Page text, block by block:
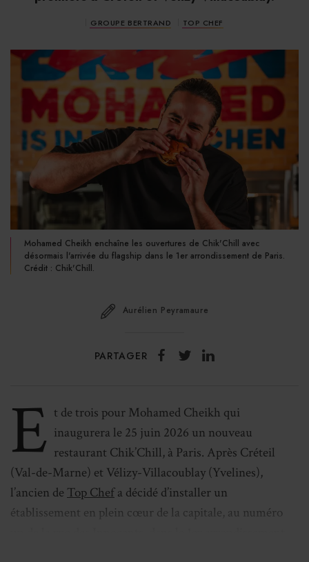
GROUPE BERTRAND TOP CHEF
Mohamed Cheikh enchaîne les ouvertures de Chik'Chill avec
désormais l'arrivée du flagship dans le 1er arrondissement de Paris.
Crédit : Chik'Chill.
Aurélien Peyramaure
PARTAGER
E t de trois pour Mohamed Cheikh qui
inaugurera le 25 juin 2026 un nouveau
restaurant Chik’Chill, à Paris. Après Créteil
(Val-de-Marne) et Vélizy-Villacoublay (Yvelines),
l’ancien de Top Chefa décidé d’installer un
établissement en plein cœur de la capitale, au numéro